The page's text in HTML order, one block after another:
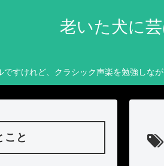
老いた犬に
ですけれど、クラシック声楽を勉強し
こと